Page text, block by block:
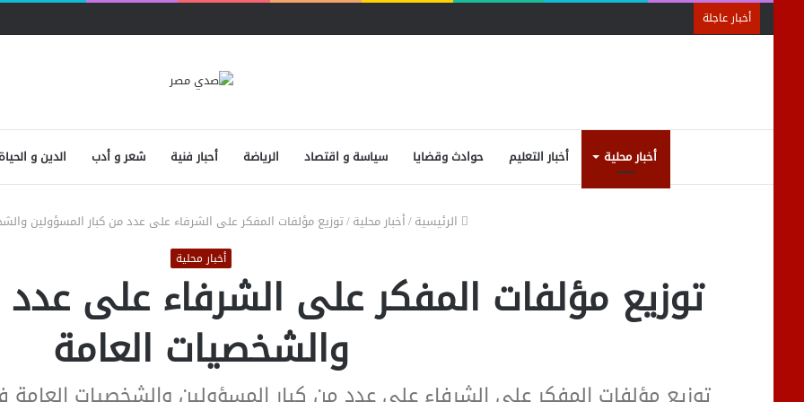
أخبار عاجلة
أخبار محلية أخبار التعليم حوادث وقضايا سياسة و اقتصاد الرياضة أحبار فنية شعر و أدب الدين و الحياة
الرئيسية/أخبار محلية/توزيع مؤلفات المفكر على الشرفاء على عدد من كبار المسؤولين
أخبار محلية
توزيع مؤلفات المفكر على الشرفاء على
والشخصيات العامة